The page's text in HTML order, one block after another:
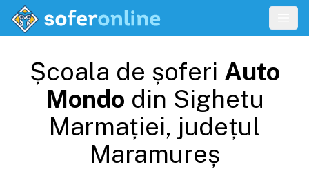
Școala de șoferi Auto
Mondo din Sighetu
Marmației, județul
Maramureș